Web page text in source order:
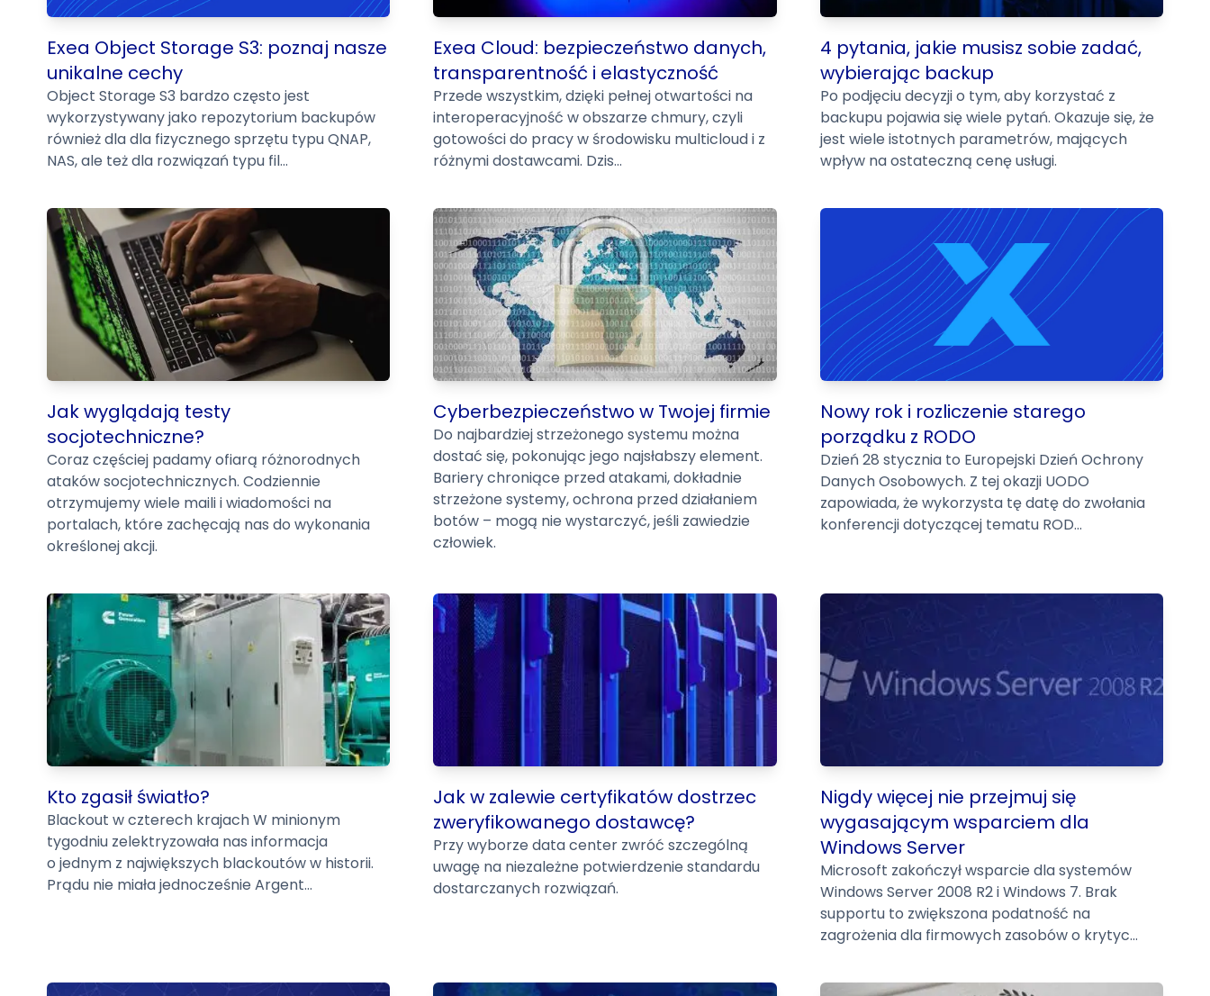
Exea Object Storage S3: poznaj nasze
unikalne cechy
Object Storage S3 bardzo często jest
wykorzystywany jako repozytorium backupów
również dla dla fizycznego sprzętu typu QNAP,
NAS, ale też dla rozwiązań typu fil...
Exea Cloud: bezpieczeństwo danych,
transparentność i elastyczność
Przede wszystkim, dzięki pełnej otwartości na
interoperacyjność w obszarze chmury, czyli
gotowości do pracy w środowisku multicloud i z
różnymi dostawcami. Dzis...
4 pytania, jakie musisz sobie zadać,
wybierając backup
Po podjęciu decyzji o tym, aby korzystać z
backupu pojawia się wiele pytań. Okazuje się, że
jest wiele istotnych parametrów, mających
wpływ na ostateczną cenę usługi.
Jak wyglądają testy
socjotechniczne?
Coraz częściej padamy ofiarą różnorodnych
ataków socjotechnicznych. Codziennie
otrzymujemy wiele maili i wiadomości na
portalach, które zachęcają nas do wykonania
określonej akcji.
Cyberbezpieczeństwo w Twojej firmie
Do najbardziej strzeżonego systemu można
dostać się, pokonując jego najsłabszy element.
Bariery chroniące przed atakami, dokładnie
strzeżone systemy, ochrona przed działaniem
botów – mogą nie wystarczyć, jeśli zawiedzie
człowiek.
Nowy rok i rozliczenie starego
porządku z RODO
Dzień 28 stycznia to Europejski Dzień Ochrony
Danych Osobowych. Z tej okazji UODO
zapowiada, że wykorzysta tę datę do zwołania
konferencji dotyczącej tematu ROD...
Kto zgasił światło?
Blackout w czterech krajach W minionym
tygodniu zelektryzowała nas informacja
o jednym z największych blackoutów w historii.
Prądu nie miała jednocześnie Argent...
Jak w zalewie certyfikatów dostrzec
zweryfikowanego dostawcę?
Przy wyborze data center zwróć szczególną
uwagę na niezależne potwierdzenie standardu
dostarczanych rozwiązań.
Nigdy więcej nie przejmuj się
wygasającym wsparciem dla
Windows Server
Microsoft zakończył wsparcie dla systemów
Windows Server 2008 R2 i Windows 7. Brak
supportu to zwiększona podatność na
zagrożenia dla firmowych zasobów o krytyc...